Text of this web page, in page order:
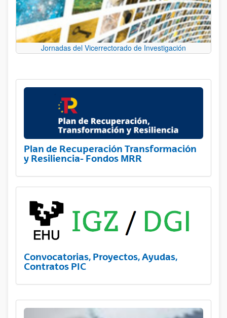
Jornadas del Vicerrectorado de Investigación
Plan de Recuperación Transformación
y Resiliencia- Fondos MRR
Convocatorias, Proyectos, Ayudas,
Contratos PIC